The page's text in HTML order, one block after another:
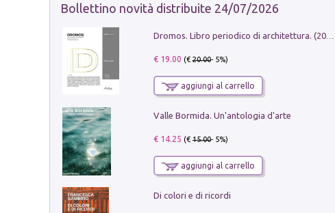
Bollettino novità distribuite 24/07/2026
Dromos. Libro periodico di architettura. (2026). Vol. 15: Post-model
€ 19.00 (€20.00- 5%)
aggiungi al carrello
Valle Bormida. Un'antologia d'arte
€ 14.25 (€15.00- 5%)
aggiungi al carrello
Di colori e di ricordi